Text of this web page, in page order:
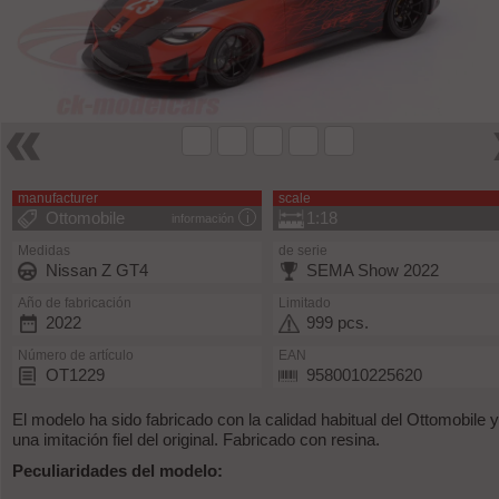
manufacturer
información
Ottomobile
scale
1:18
Medidas
Nissan Z GT4
de serie
SEMA Show 2022
Año de fabricación
2022
Limitado
999 pcs.
Número de artículo
OT1229
EAN
9580010225620
El modelo ha sido fabricado con la calidad habitual del Ottomobile
una imitación fiel del original. Fabricado con resina.
Peculiaridades del modelo: